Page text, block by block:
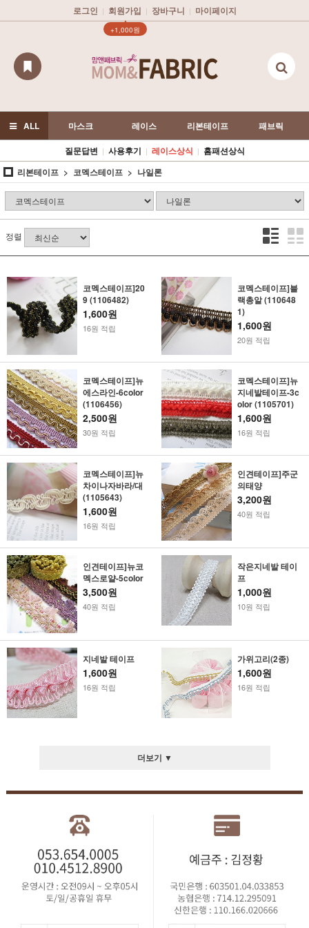
로그인 | 회원가입 |
▲
+1,000원
장바구니 | 마이페이지
ALL 마스크 레이스 리본테이프
패브릭
질문답변 | 사용후기 | 레이스상식 | 홈패션상식
리본테이프
코멕스테이프 나일론
정렬
코멕스테이프]20
9 (1106482)
1,600원
16원 적립
코멕스테이프]블
랙총알 (110648
1)
1,600원
20원 적립
코멕스테이프]뉴
에스라인-6color
(1106456)
2,500원
30원 적립
코멕스테이프]뉴
지네발테이프-3c
olor (1105701)
1,600원
16원 적립
코멕스테이프]뉴
차이나자바라/대
(1105643)
1,600원
16원 적립
인견테이프]주군
의태양
3,200원
40원 적립
인견테이프]뉴코
멕스로얄-5color
3,500원
40원 적립
작은지네발 테이
프
1,000원
10원 적립
지네발 테이프
1,600원
16원 적립
가위고리(2종)
1,600원
16원 적립
더보기 ▼